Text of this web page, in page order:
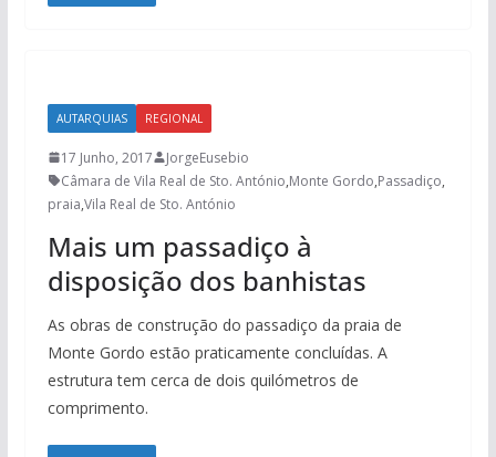
AUTARQUIAS REGIONAL
17 Junho, 2017
JorgeEusebio
Câmara de Vila Real de Sto. António,Monte Gordo,Passadiço,
praia,Vila Real de Sto. António
Mais um passadiço à
disposição dos banhistas
As obras de construção do passadiço da praia de
Monte Gordo estão praticamente concluídas. A
estrutura tem cerca de dois quilómetros de
comprimento.